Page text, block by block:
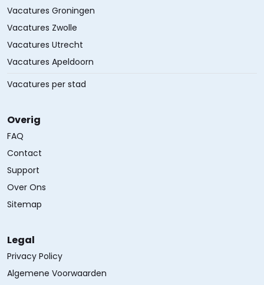
Vacatures Groningen
Vacatures Zwolle
Vacatures Utrecht
Vacatures Apeldoorn
Vacatures per stad
Overig
FAQ
Contact
Support
Over Ons
Sitemap
Legal
Privacy Policy
Algemene Voorwaarden